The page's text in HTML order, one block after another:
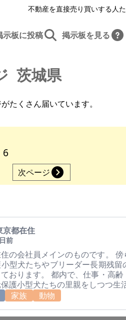
不動産を直接売り買いする人
示板に投稿 掲示板を見る
茨城県
たくさん届いています。
6
次ページ
京都在住
前
の会社員メインのものです。
型犬たちやブリーダー長期残
おります。 都内で、仕事・高
護小型犬たちの里親をしつつ生
家族 動物